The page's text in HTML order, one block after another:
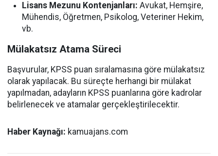
Lisans Mezunu Kontenjanları: Avukat, Hemşire,
Mühendis, Öğretmen, Psikolog, Veteriner Hekim,
vb.
Mülakatsız Atama Süreci
Başvurular, KPSS puan sıralamasına göre mülakatsız
olarak yapılacak. Bu süreçte herhangi bir mülakat
yapılmadan, adayların KPSS puanlarına göre kadrolar
belirlenecek ve atamalar gerçekleştirilecektir.
Haber Kaynağı: kamuajans.com